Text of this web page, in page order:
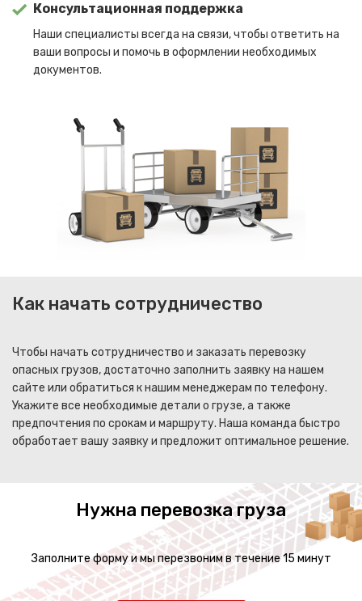
Консультационная поддержка
Наши специалисты всегда на связи, чтобы ответить на
ваши вопросы и помочь в оформлении необходимых
документов.
Как начать сотрудничество
Чтобы начать сотрудничество и заказать перевозку
опасных грузов, достаточно заполнить заявку на нашем
сайте или обратиться к нашим менеджерам по телефону.
Укажите все необходимые детали о грузе, а также
предпочтения по срокам и маршруту. Наша команда быстро
обработает вашу заявку и предложит оптимальное решение.
Нужна перевозка груза
Заполните форму и мы перезвоним в течение 15 минут